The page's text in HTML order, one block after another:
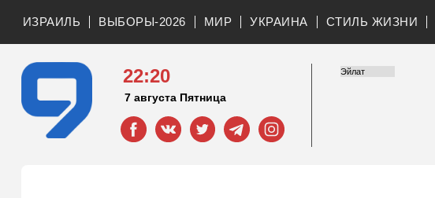
ИЗРАИЛЬ ВЫБОРЫ-2026 МИР УКРАИНА СТИЛЬ ЖИЗНИ
22:20
7 августа Пятница